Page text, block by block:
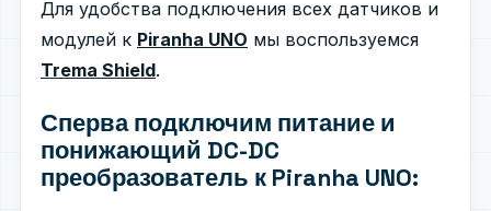
Для удобства подключения всех датчиков и
модулей к Piranha UNO мы воспользуемся
Trema Shield.
Сперва подключим питание и
понижающий DC-DC
преобразователь к Piranha UNO: